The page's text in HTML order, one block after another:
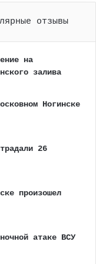
отзывы
на
залива
Ногинске
26
произошел
атаке ВСУ